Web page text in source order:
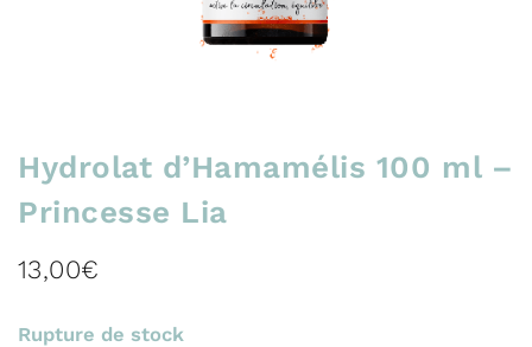
Hydrolat d’Hamamélis 100 ml –
Princesse Lia
13,00€
Rupture de stock